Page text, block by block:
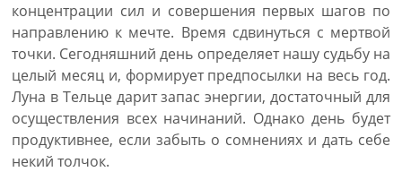
концентрации сил и совершения первых шагов по
направлению к мечте. Время сдвинуться с мертвой
точки. Сегодняшний день определяет нашу судьбу на
целый месяц и, формирует предпосылки на весь год.
Луна в Тельце дарит запас энергии, достаточный для
осуществления всех начинаний. Однако день будет
продуктивнее, если забыть о сомнениях и дать себе
некий толчок.